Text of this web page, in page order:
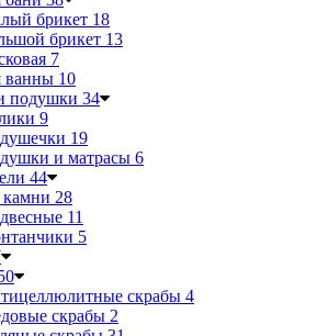
брикет 18
брикет 13
7
ванны 10
подушки 34
9
19
и матрасы 6
44
28
11
5
скрабы 4
скрабы 2